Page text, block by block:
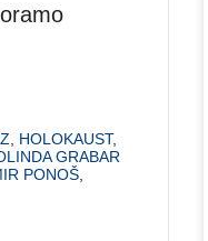
HOLOKAUST,
GRABAR
PONOŠ